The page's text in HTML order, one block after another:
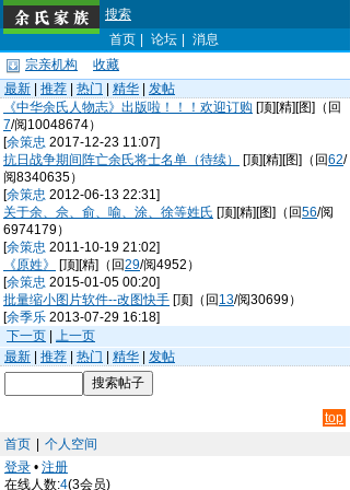
搜索
首页
论坛
消息
宗亲机构
收藏
最新
推荐 热门 精华
发帖
《中华余氏人物志》出版啦！！！欢迎订购 [顶][精][图]（回
7/阅10048674）
[余策忠 2017-12-23 11:07]
抗日战争期间阵亡余氏将士名单（待续）
[顶][精][图]（回62/
阅8340635）
[余策忠 2012-06-13 22:31]
关于余、佘、俞、喻、涂、徐等姓氏 [顶][精][图]（回56/阅
6974179）
[余策忠 2011-10-19 21:02]
《原姓》
[顶][精]（回29/阅4952）
[余策忠 2015-01-05 00:20]
批量缩小图片软件--改图快手 [顶]（回 13/阅30699）
[余季乐 2013-07-29 16:18]
下一页
上一页
最新
推荐 热门 精华 发帖
top
首页
个人空间
登录 • 注册
在线人数:4(3会员)